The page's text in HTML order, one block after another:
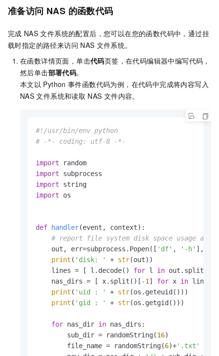
准备访问 NAS 的函数代码
完成 NAS 文件系统的配置后，您可以在您的函数代码中，通过挂
载时指定的路径来访问 NAS 文件系统。
在函数详情页面，单击代码页签，在代码编辑器中编写代码，
然后单击部署代码。
本文以 Python 事件函数代码为例，在代码中完成将内容写入
NAS 文件系统和读取 NAS 文件内容。
#!/usr/bin/env python
# -*- coding: utf-8 -*-
import
import
import
import os
def handler(event, context):
# report file system disk space usage and
    out, err=subprocess.Popen([
'df' , '-h' ],
print ( 'disk: ' + str(out))
    lines = [ l.decode()
for l in
    nas_dirs = [ x.split()[-
1 ] for x in lines ]
print ( 'uid : ' + str(os.geteuid()))
print ( 'gid : ' + str(os.getgid()))
for nas_dir in nas_dirs:
        sub_dir = randomString(
16)
        file_name = randomString(
6)+'.txt'